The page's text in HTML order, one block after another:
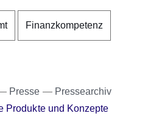
Finanzkompetenz
Presse
Pressearchiv
Produkte und Konzepte